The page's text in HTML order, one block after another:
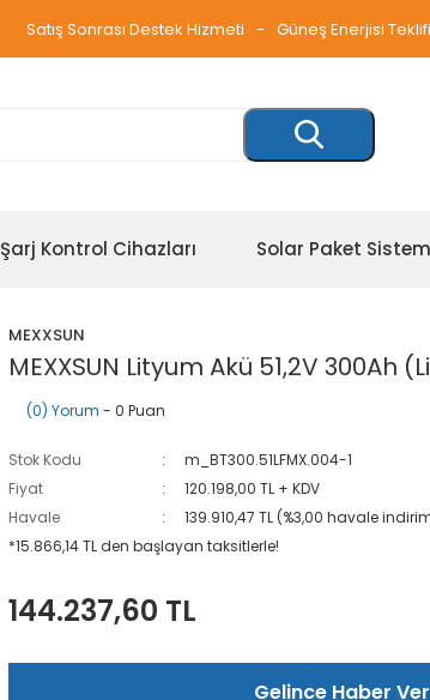
Satış Sonrası Destek Hizmeti Güneş Enerjisi Teklifi
Şarj Kontrol Cihazları Solar Paket
MEXXSUN
MEXXSUN Lityum Akü 51,2V 300Ah
(0) Yorum - 0 Puan
Stok Kodu
m_BT300.51LFMX.004-1
Fiyat
120.198,00 TL + KDV
Havale
139.910,47 TL (%3,00 havale
*15.866,14 TL den başlayan taksitlerle!
144.237,60 TL
Gelince Haber Ver